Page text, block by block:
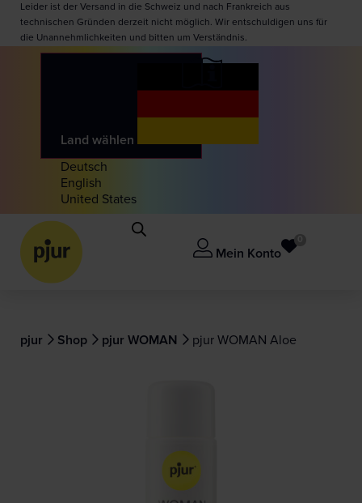
Leider ist der Versand in die Schweiz und nach Frankreich aus
technischen Gründen derzeit nicht möglich. Wir entschuldigen uns für
die Unannehmlichkeiten und bitten um Verständnis.
Land wählen
Deutsch
English
United States
Mein Konto
pjur Shop pjur WOMAN pjur WOMAN Aloe